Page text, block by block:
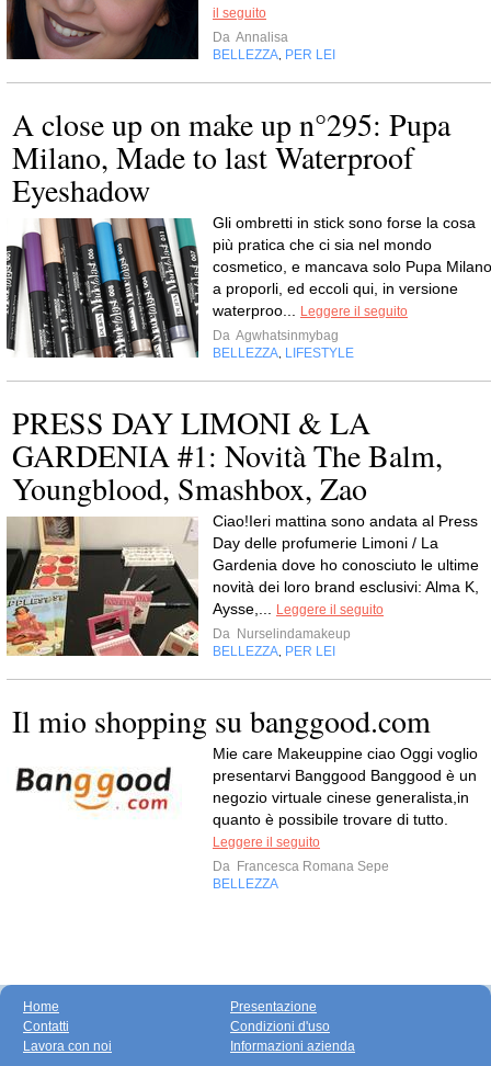
il seguito
Da Annalisa
BELLEZZA PER LEI
A close up on make up n°295: Pupa
Milano, Made to last Waterproof
Eyeshadow
Gli ombretti in stick sono forse la cosa
più pratica che ci sia nel mondo
cosmetico, e mancava solo Pupa Milano
a proporli, ed eccoli qui, in versione
waterproo...
Leggere il seguito
Da Agwhatsinmybag
BELLEZZA LIFESTYLE
PRESS DAY LIMONI & LA
GARDENIA #1: Novità The Balm,
Youngblood, Smashbox, Zao
Ciao!Ieri mattina sono andata al Press
Day delle profumerie Limoni / La
Gardenia dove ho conosciuto le ultime
novità dei loro brand esclusivi: Alma K,
Aysse,...
Leggere il seguito
Da Nurselindamakeup
BELLEZZA PER LEI
Il mio shopping su banggood.com
Mie care Makeuppine ciao Oggi voglio
presentarvi Banggood Banggood è un
negozio virtuale cinese generalista,in
quanto è possibile trovare di tutto.
Leggere il seguito
Da Francesca Romana Sepe
BELLEZZA
Home
Contatti
Lavora con noi
Presentazione
Condizioni d'uso
Informazioni azienda